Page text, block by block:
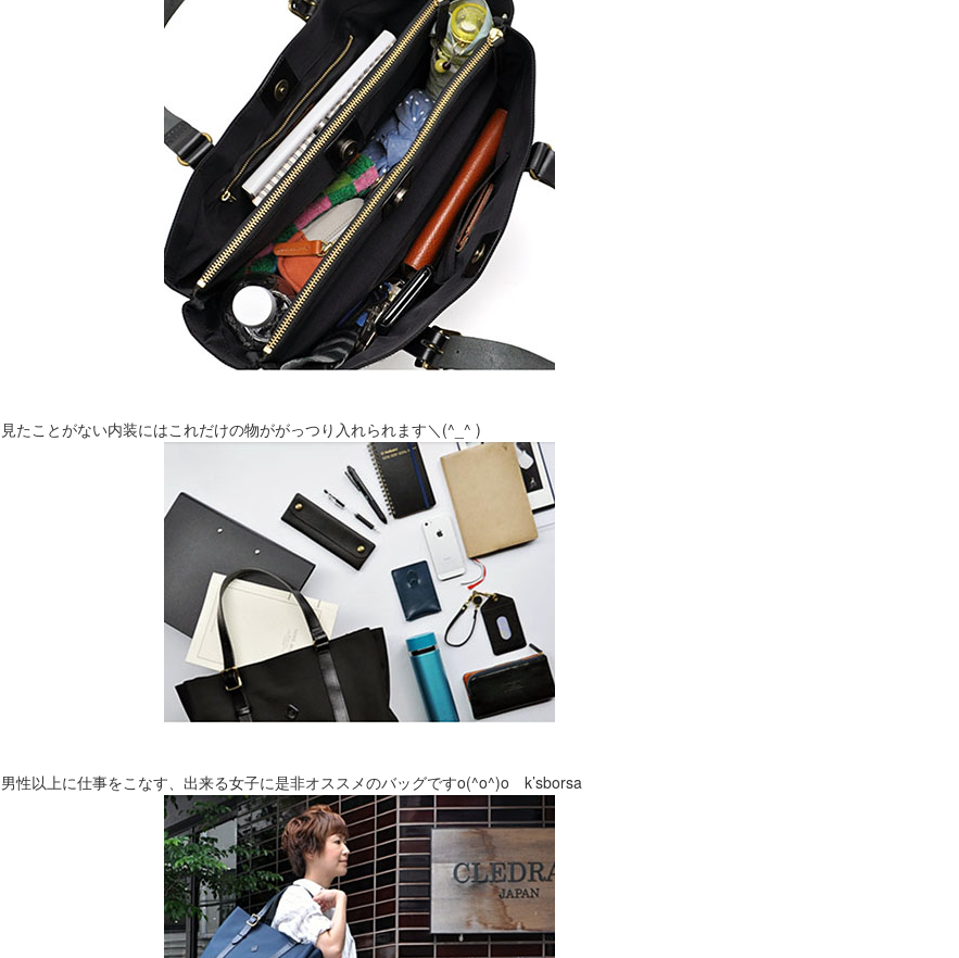
見たことがない内装にはこれだけの物ががっつり入れられます＼(^_^ )
男性以上に仕事をこなす、出来る女子に是非オススメのバッグですo(^o^)o k’sborsa